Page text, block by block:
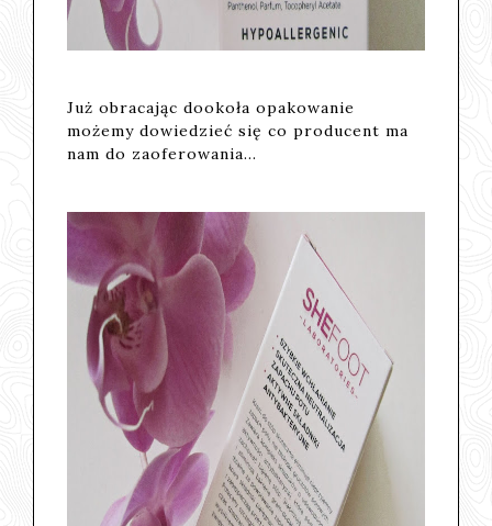
Już obracając dookoła opakowanie
możemy dowiedzieć się co producent ma
nam do zaoferowania...